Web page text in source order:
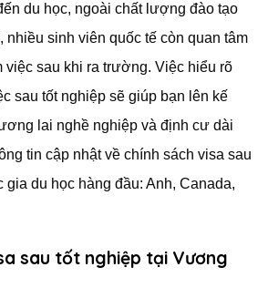
du học, ngoài chất lượng đào tạo
nhiều sinh viên quốc tế còn quan tâm
sau khi ra trường. Việc hiểu rõ
sau tốt nghiệp sẽ giúp bạn lên kế
lai nghề nghiệp và định cư dài
tin cập nhật về chính sách visa sau
gia du học hàng đầu: Anh, Canada,
sau tốt nghiệp tại Vương